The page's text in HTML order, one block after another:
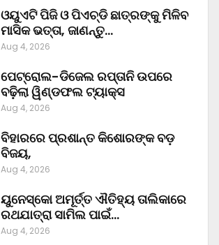
ଓୟୁଏଟି ପିଜି ଓ ପିଏଚ୍‌ଡି ଛାତ୍ରଙ୍କୁ ମିଳିବ
ମାସିକ ଭତ୍ତା, ଜାଣନ୍ତୁ…
Aug 4, 2026
ପେଟ୍ରୋଲ-ଡିଜେଲ ରପ୍ତାନି ଉପରେ
ବଢ଼ିଲା ୱିଣ୍ଡଫଲ ଟ୍ୟାକ୍ସ
Aug 4, 2026
ବିହାରରେ ପ୍ରଶାନ୍ତ କିଶୋରଙ୍କ ବଡ଼
ବିଜୟ,
Aug 4, 2026
ୟୁନେସ୍କୋ ଅମୂର୍ତ୍ତ ଐତିହ୍ୟ ତାଲିକାରେ
ରଥଯାତ୍ରା ସାମିଲ ପାଇଁ…
Aug 4, 2026